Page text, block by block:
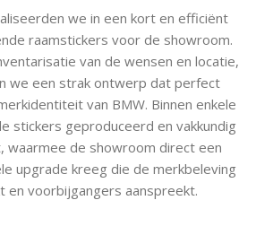
we in een kort en efficiënt
raamstickers voor de showroom.
van de wensen en locatie,
we een strak ontwerp dat perfect
van BMW. Binnen enkele
stickers geproduceerd en vakkundig
waarmee de showroom direct een
upgrade kreeg die de merkbeleving
en voorbijgangers aanspreekt.